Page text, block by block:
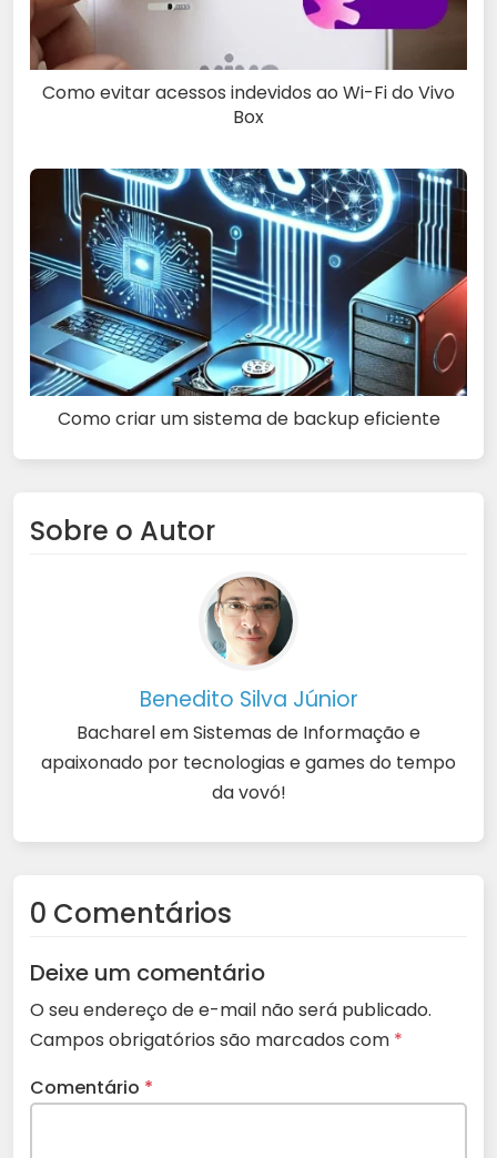
Como evitar acessos indevidos ao Wi-Fi do Vivo
Box
Como criar um sistema de backup eficiente
Sobre o Autor
Benedito Silva Júnior
Bacharel em Sistemas de Informação e
apaixonado por tecnologias e games do tempo
da vovó!
0 Comentários
Deixe um comentário
O seu endereço de e-mail não será publicado.
Campos obrigatórios são marcados com *
Comentário *